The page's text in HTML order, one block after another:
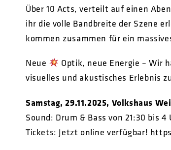
Über 10 Acts, verteilt auf einen
ihr die volle Bandbreite der Szene
kommen zusammen für ein
Neue
Optik, neue Energie – Wir
visuelles und akustisches Erlebnis
Samstag, 29.11.2025, Volkshaus
Sound: Drum & Bass von 21:30 bis 4
Tickets: Jetzt online verfügbar!